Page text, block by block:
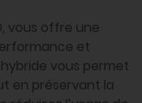
vous offre une
et
vous permet
en préservant la